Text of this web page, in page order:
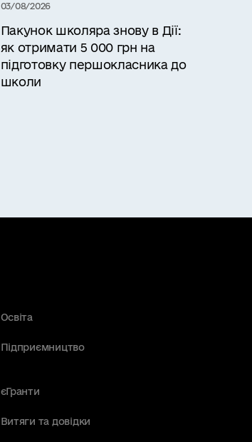
03/08/2026
Пакунок школяра знову в Дії:
як отримати 5 000 грн на
підготовку першокласника до
школи
Освіта
Підприємництво
єГранти
Витяги та довідки